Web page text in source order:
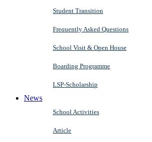
Student Transition
Frequently Asked Questions
School Visit & Open House
Boarding Programme
LSP-Scholarship
News
School Activities
Article